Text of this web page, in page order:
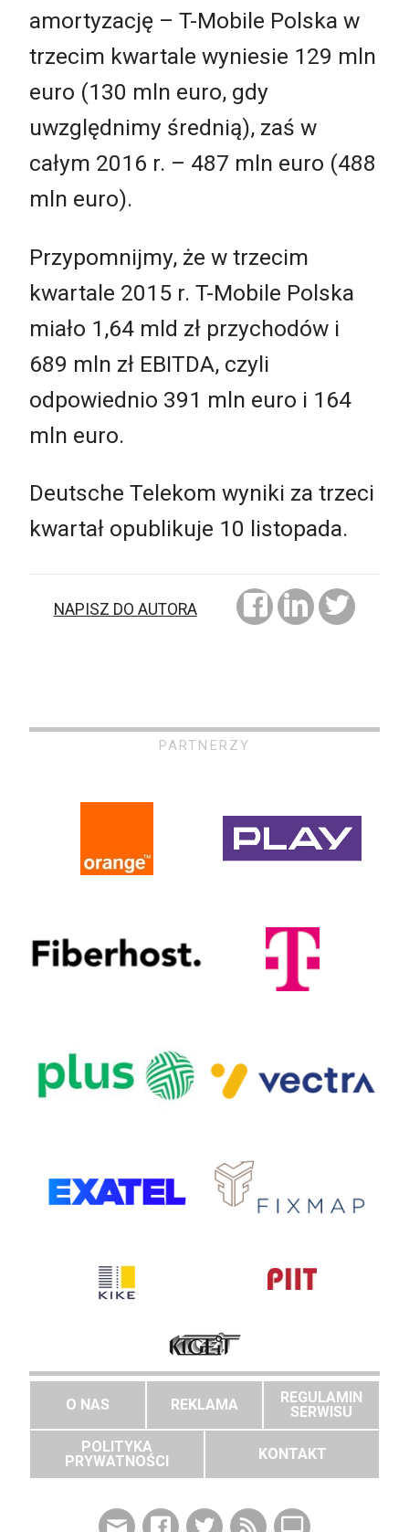
amortyzację – T-Mobile Polska w
trzecim kwartale wyniesie 129 mln
euro (130 mln euro, gdy
uwzględnimy średnią), zaś w
całym 2016 r. – 487 mln euro (488
mln euro).
Przypomnijmy, że w trzecim
kwartale 2015 r. T-Mobile Polska
miało 1,64 mld zł przychodów i
689 mln zł EBITDA, czyli
odpowiednio 391 mln euro i 164
mln euro.
Deutsche Telekom wyniki za trzeci
kwartał opublikuje 10 listopada.
NAPISZ DO AUTORA
PARTNERZY
O NAS REKLAMA
REGULAMIN
SERWISU
POLITYKA
PRYWATNOŚCI
KONTAKT